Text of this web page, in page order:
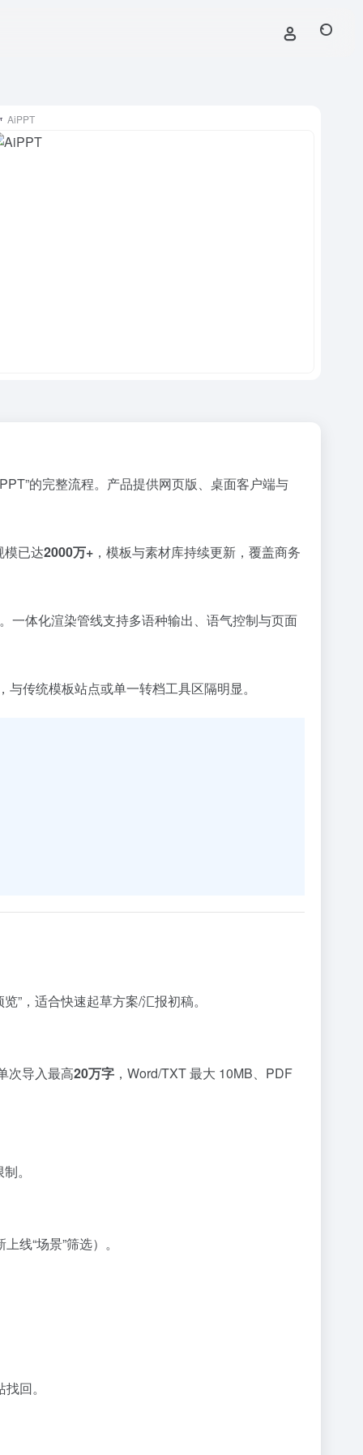
AiPPT
的完整流程。产品提供网页版、桌面客户端与
模已达2000万+ ，模板与素材库持续更新，覆盖商务
一体化渲染管线支持多语种输出、语气控制与页面
传统模板站点或单一转档工具区隔明显。
”，适合快速起草方案/汇报初稿。
次导入最高20万字 ，Word/TXT 最大 10MB、PDF
。
线“场景”筛选）。
回。